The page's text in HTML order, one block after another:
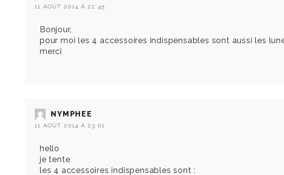
11 AOÛT 2014 À 22:45
Bonjour,
pour moi les 4 accessoires indispensables sont aussi les
merci
NYMPHEE
11 AOÛT 2014 À 23:01
hello
je tente
les 4 accessoires indispensables sont :